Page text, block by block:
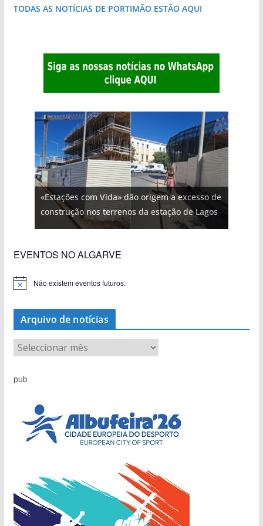
TODAS AS NOTÍCIAS DE PORTIMÃO ESTÃO AQUI
«Estações com Vida» dão origem a excesso de
construção nos terrenos da estação de Lagos
EVENTOS NO ALGARVE
Não existem eventos futuros.
Arquivo de notícias
r
o
t
í
pub